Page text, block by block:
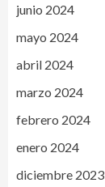
junio 2024
mayo 2024
abril 2024
marzo 2024
febrero 2024
enero 2024
diciembre 2023